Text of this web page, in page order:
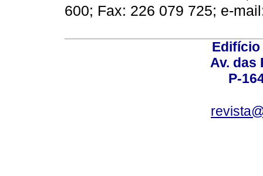
600; Fax: 226 079 725;
Edifício
Av. das
P-